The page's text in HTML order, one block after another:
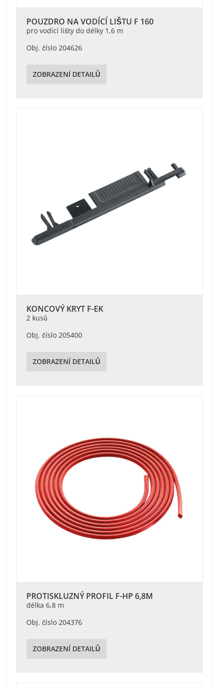
POUZDRO NA VODÍCÍ LIŠTU F 160
pro vodící lišty do délky 1,6 m
Obj. číslo 204626
ZOBRAZENÍ DETAILŮ
KONCOVÝ KRYT F-EK
2 kusů
Obj. číslo 205400
ZOBRAZENÍ DETAILŮ
PROTISKLUZNÝ PROFIL F-HP 6,8M
délka 6,8 m
Obj. číslo 204376
ZOBRAZENÍ DETAILŮ